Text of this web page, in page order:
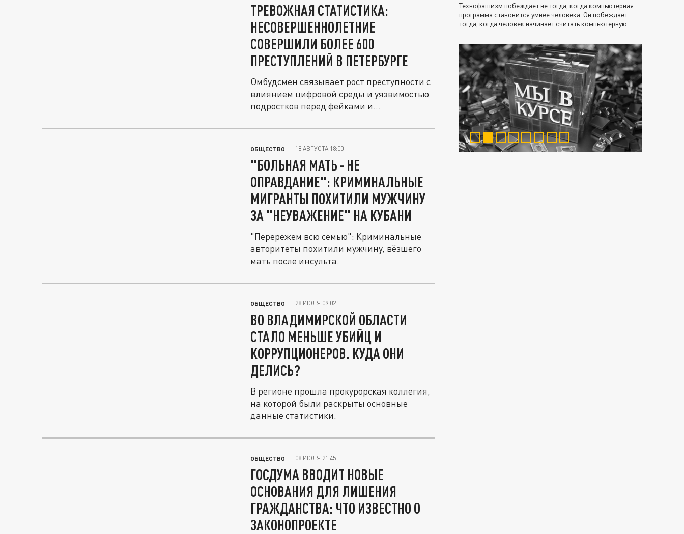
ТРЕВОЖНАЯ СТАТИСТИКА:
НЕСОВЕРШЕННОЛЕТНИЕ
СОВЕРШИЛИ БОЛЕЕ 600
ПРЕСТУПЛЕНИЙ В ПЕТЕРБУРГЕ
Омбудсмен связывает рост преступности с
влиянием цифровой среды и уязвимостью
подростков перед фейками и...
ОБЩЕСТВО 18 АВГУСТА 18:00
"БОЛЬНАЯ МАТЬ - НЕ
ОПРАВДАНИЕ": КРИМИНАЛЬНЫЕ
МИГРАНТЫ ПОХИТИЛИ МУЖЧИНУ
ЗА "НЕУВАЖЕНИЕ" НА КУБАНИ
"Перережем всю семью": Криминальные
авторитеты похитили мужчину, вёзшего
мать после инсульта.
ОБЩЕСТВО 28 ИЮЛЯ 09:02
ВО ВЛАДИМИРСКОЙ ОБЛАСТИ
СТАЛО МЕНЬШЕ УБИЙЦ И
КОРРУПЦИОНЕРОВ. КУДА ОНИ
ДЕЛИСЬ?
В регионе прошла прокурорская коллегия,
на которой были раскрыты основные
данные статистики.
ОБЩЕСТВО 08 ИЮЛЯ 21:45
ГОСДУМА ВВОДИТ НОВЫЕ
ОСНОВАНИЯ ДЛЯ ЛИШЕНИЯ
ГРАЖДАНСТВА: ЧТО ИЗВЕСТНО О
ЗАКОНОПРОЕКТЕ
Технофашизм побеждает не тогда, когда компьютерная
программа становится умнее человека. Он побеждает
тогда, когда человек начинает считать компьютерную